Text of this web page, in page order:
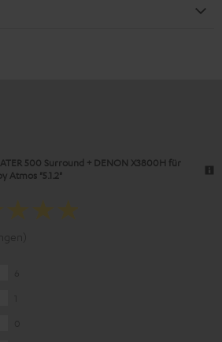
500 Surround + DENON X3800H für
Atmos "5.1.2"